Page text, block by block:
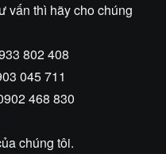
vấn thì hãy cho chúng
802 408
045 711
468 830
chúng tôi.